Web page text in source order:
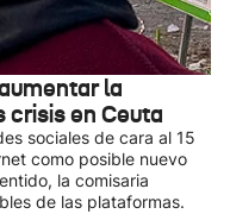
la
en Ceuta
sociales de cara al 15
como posible nuevo
la comisaria
de las plataformas.